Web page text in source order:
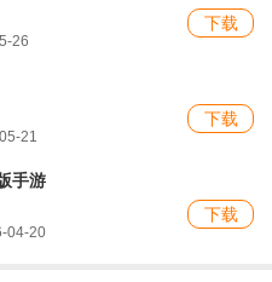
26
下载
21
下载
手游
04-20
下载